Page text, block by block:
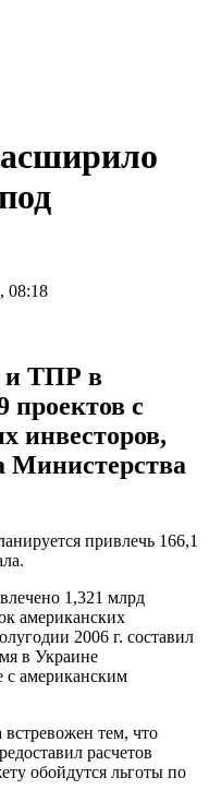
08:18
и ТПР в
проектов с
инвесторов,
Министерства
привлечь 166,1
1,321 млрд
американских
2006 г. составил
в Украине
с американским
тем, что
расчетов
обойдутся льготы по